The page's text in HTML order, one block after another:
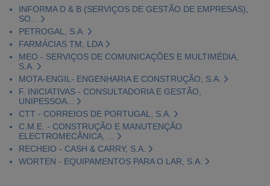
INFORMA D & B (SERVIÇOS DE GESTÃO DE EMPRESAS),
SO...
PETROGAL, S.A.
FARMÁCIAS TM, LDA
MEO - SERVIÇOS DE COMUNICAÇÕES E MULTIMÉDIA,
S.A.
MOTA-ENGIL- ENGENHARIA E CONSTRUÇÃO, S.A.
F. INICIATIVAS - CONSULTADORIA E GESTÃO,
UNIPESSOA...
CTT - CORREIOS DE PORTUGAL, S.A.
C.M.E. - CONSTRUÇÃO E MANUTENÇÃO
ELECTROMECÂNICA, ...
RECHEIO - CASH & CARRY, S.A.
WORTEN - EQUIPAMENTOS PARA O LAR, S.A.